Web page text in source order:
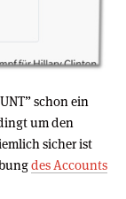
schon ein
um den
sicher ist
des Accounts